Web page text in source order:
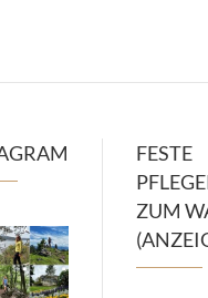
FESTE
ZUM